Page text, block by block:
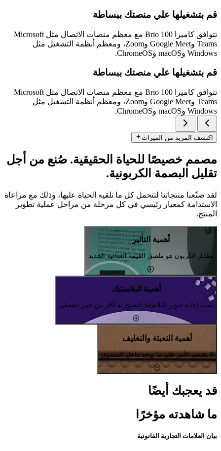
قم بتشغيلها علي منصتك ببساطة
تتوافق كاميرا Brio 100 مع معظم منصات الاتصال مثل Microsoft
Teams وGoogle Meet وZoom، ومعظم أنظمة التشغيل مثل
Windows وmacOS وChromeOS.
قم بتشغيلها علي منصتك ببساطة
تتوافق كاميرا Brio 100 مع معظم منصات الاتصال مثل Microsoft
Teams وGoogle Meet وZoom، ومعظم أنظمة التشغيل مثل
Windows وmacOS وChromeOS.
اكتشف المزيد من الميزات
مصمم خصيصًا للحياة الحقيقية. صُنع من أجل
تقليل البصمة الكربونية.
لقد صنّعنا منتجاتنا لتتحمل كل ما تلقيه الحياة عليها، وذلك مع مراعاة
الاستدامة كمعيار رئيسي في كل مرحلة من مراحل عملية تطوير
المنتج.
أهمية التأثير
مقدار الكربون هو ملصق القيمة الغذائية الجديد
أهمية البلاستيك
يجب إعادة تدوير البلاستيك ليصبح له أكثر من عمر تشغيلي
أهمية التعبئة والتغليف
لا يقتصر الأمر على ما يوجد داخل الصندوق
قد يعجبك أيضًا
ما شاهدته مؤخرًا
بيان العلامات التجارية القانونية